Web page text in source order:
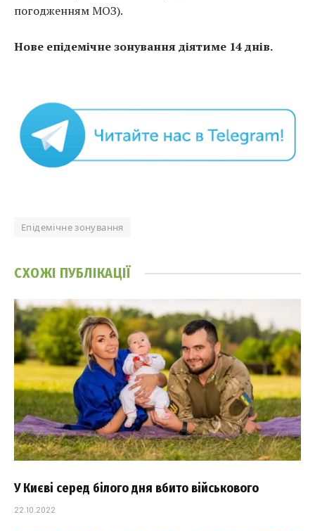
погодженням МОЗ).
Нове епідемічне зонування діятиме 14 днів.
Епідемічне зонування
СХОЖІ ПУБЛІКАЦІЇ
У Києві серед білого дня вбито військового
22.10.2022